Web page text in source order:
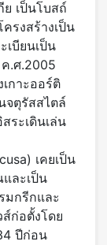
ย เป็นโบสถ์
รงสร้างเป็น
บียนเป็น
.ศ.2005
กาะออร์ติ
จตุรัสสไตล์
ระเดินเล่น
เคยเป็น
ละเป็น
มกรีกและ
ก่อตั้งโดย
ปีก่อน